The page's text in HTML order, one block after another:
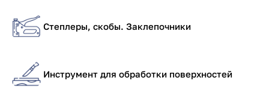
Степлеры, скобы. Заклепочники
Инструмент для обработки поверхностей